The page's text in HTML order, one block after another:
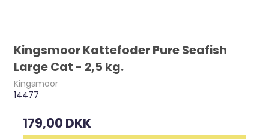
Kingsmoor Kattefoder Pure Seafish
Large Cat - 2,5 kg.
Kingsmoor
14477
179,00 DKK